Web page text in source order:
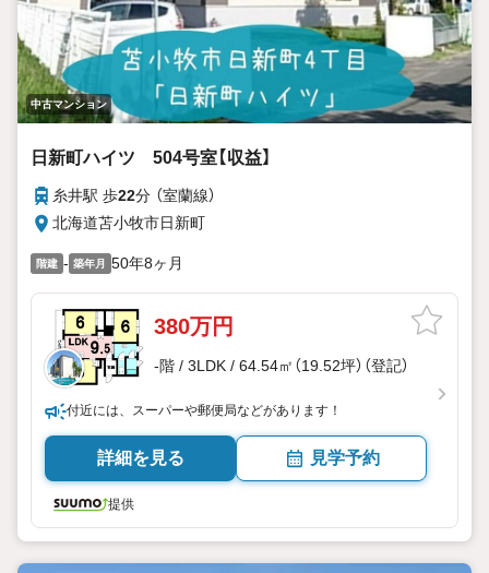
中古マンション
日新町ハイツ 504号室【収益】
糸井駅 歩22分 （室蘭線）
北海道苫小牧市日新町
階建 - 築年月 50年8ヶ月
380万円
-階 / 3LDK / 64.54㎡（19.52坪）（登記）
付近には、スーパーや郵便局などがあります！
詳細を見る 見学予約
提供